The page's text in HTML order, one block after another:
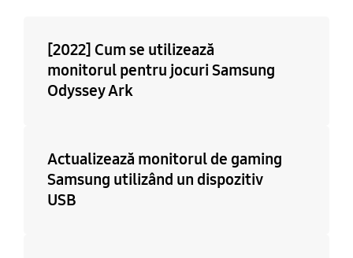
[2022] Cum se utilizează
monitorul pentru jocuri Samsung
Odyssey Ark
Actualizează monitorul de gaming
Samsung utilizând un dispozitiv
USB